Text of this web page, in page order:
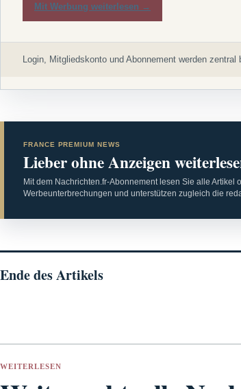
Mit Werbung weiterlesen →
Login, Mitgliedskonto und Abonnement werden
FRANCE PREMIUM NEWS
Lieber ohne Anzeigen
Mit dem Nachrichten.fr-Abonnement lesen Sie alle Artikel
Werbeunterbrechungen und unterstützen zugleich die
Ende des Artikels
WEITERLESEN